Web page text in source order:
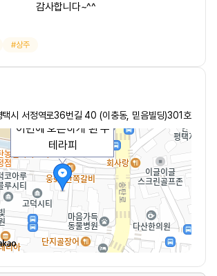
감사합니다~^^
상주
시 서정역로36번길 40 (이충동, 믿음빌딩)301호
이번에 오픈하게 된 수
테라피